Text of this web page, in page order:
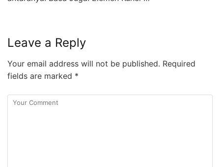
Leave a Reply
Your email address will not be published. Required
fields are marked *